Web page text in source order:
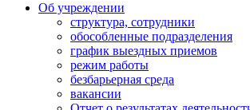
Об учреждении
структура, сотрудники
обособленные подразделения
график выездных приемов
режим работы
безбарьерная среда
вакансии